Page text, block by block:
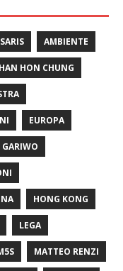
AMBIENTE
HON CHUNG
EUROPA
GARIWO
HONG KONG
LEGA
MATTEO RENZI